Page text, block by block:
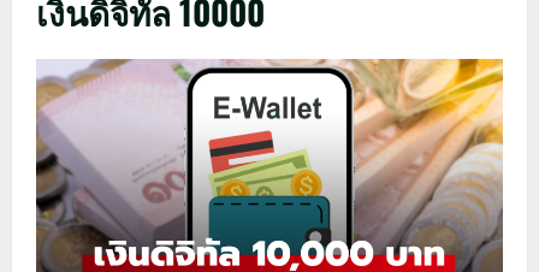
เงินดิจิทัล 10000